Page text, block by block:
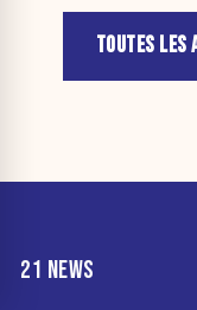
TOUTES
21 NEWS